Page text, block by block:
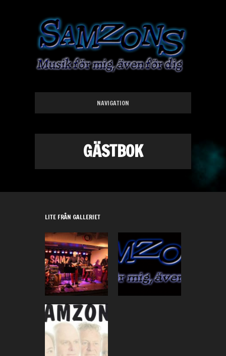
NAVIGATION
GÄSTBOK
LITE FRÅN GALLERIET
Säsongsavslutning
i Degerfors